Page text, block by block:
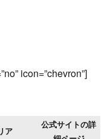
icon=”chevron”]
ア
公式サイトの詳